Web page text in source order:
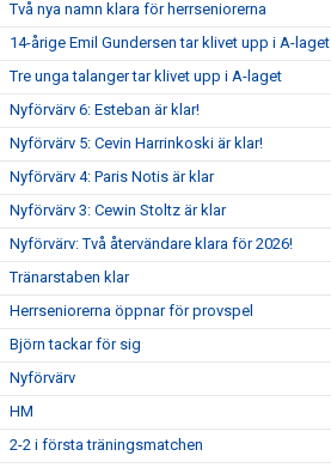
Två nya namn klara för herrseniorerna
14-årige Emil Gundersen tar klivet upp i A-laget
Tre unga talanger tar klivet upp i A-laget
Nyförvärv 6: Esteban är klar!
Nyförvärv 5: Cevin Harrinkoski är klar!
Nyförvärv 4: Paris Notis är klar
Nyförvärv 3: Cewin Stoltz är klar
Nyförvärv: Två återvändare klara för 2026!
Tränarstaben klar
Herrseniorerna öppnar för provspel
Björn tackar för sig
Nyförvärv
HM
2-2 i första träningsmatchen